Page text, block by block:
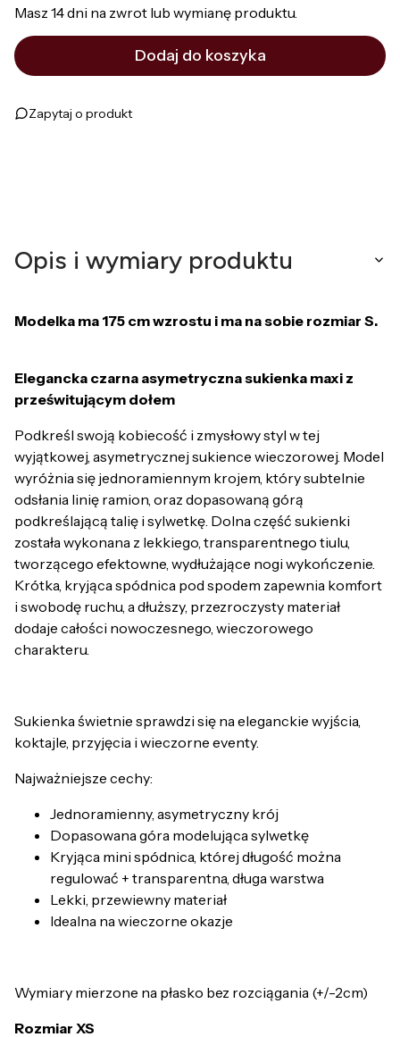
Masz 14 dni na zwrot lub wymianę produktu.
Dodaj do koszyka
Zapytaj o produkt
Opis i wymiary produktu
Modelka ma 175 cm wzrostu i ma na sobie rozmiar S.
Elegancka czarna asymetryczna sukienka maxi z
prześwitującym dołem
Podkreśl swoją kobiecość i zmysłowy styl w tej
wyjątkowej, asymetrycznej sukience wieczorowej. Model
wyróżnia się jednoramiennym krojem, który subtelnie
odsłania linię ramion, oraz dopasowaną górą
podkreślającą talię i sylwetkę. Dolna część sukienki
została wykonana z lekkiego, transparentnego tiulu,
tworzącego efektowne, wydłużające nogi wykończenie.
Krótka, kryjąca spódnica pod spodem zapewnia komfort
i swobodę ruchu, a dłuższy, przezroczysty materiał
dodaje całości nowoczesnego, wieczorowego
charakteru.
Sukienka świetnie sprawdzi się na eleganckie wyjścia,
koktajle, przyjęcia i wieczorne eventy.
Najważniejsze cechy:
Jednoramienny, asymetryczny krój
Dopasowana góra modelująca sylwetkę
Kryjąca mini spódnica, której długość można
regulować + transparentna, długa warstwa
Lekki, przewiewny materiał
Idealna na wieczorne okazje
Wymiary mierzone na płasko bez rozciągania (+/-2cm)
Rozmiar XS